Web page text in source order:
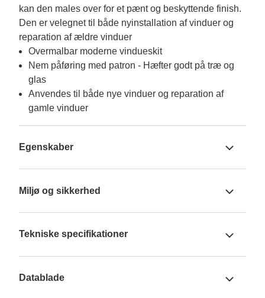
kan den males over for et pænt og beskyttende finish.
Den er velegnet til både nyinstallation af vinduer og
reparation af ældre vinduer
Overmalbar moderne vindueskit
Nem påføring med patron - Hæfter godt på træ og
glas
Anvendes til både nye vinduer og reparation af
gamle vinduer
Egenskaber
Miljø og sikkerhed
Tekniske specifikationer
Datablade